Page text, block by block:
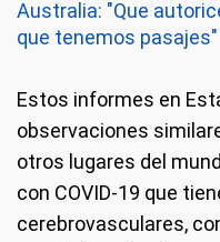
Australia: "Que
que tenemos pasajes"
Estos informes en
observaciones
otros lugares del
con COVID-19 que
cerebrovasculares,